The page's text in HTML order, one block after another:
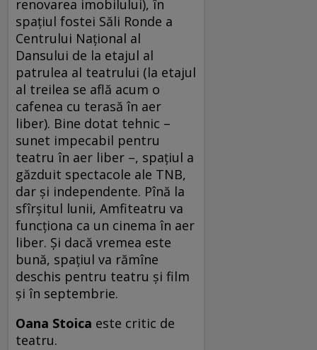
renovarea imobilului), în
spaţiul fostei Săli Ronde a
Centrului Naţional al
Dansului de la etajul al
patrulea al teatrului (la etajul
al treilea se află acum o
cafenea cu terasă în aer
liber). Bine dotat tehnic –
sunet impecabil pentru
teatru în aer liber –, spaţiul a
găzduit spectacole ale TNB,
dar şi independente. Pînă la
sfîrşitul lunii, Amfiteatru va
funcţiona ca un cinema în aer
liber. Şi dacă vremea este
bună, spaţiul va rămîne
deschis pentru teatru şi film
şi în septembrie.
Oana Stoica este critic de
teatru.